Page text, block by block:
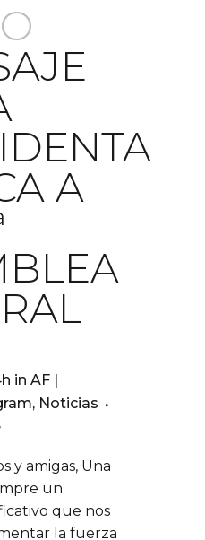
A
in AF |
, Noticias
y amigas, Una
un
que nos
la fuerza